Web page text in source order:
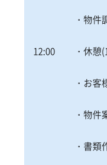
・物件
12:00 ・休憩
・お客
・物件
・書類